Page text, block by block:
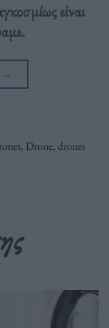
είναι
→
, Drone,drones